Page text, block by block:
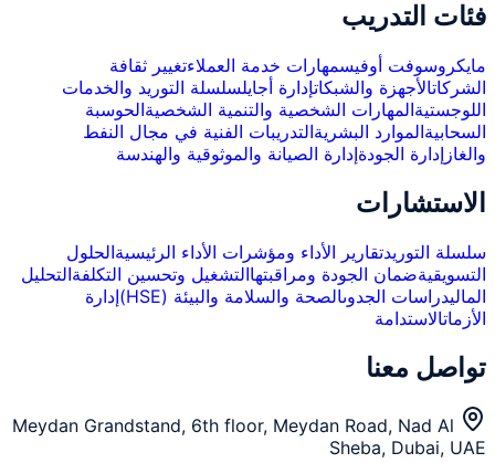
فئات التدريب
مايكروسوفت أوفيسمهارات خدمة العملاءتغيير ثقافة
الشركاتالأجهزة والشبكاتإدارة أجايلسلسلة التوريد والخدمات
اللوجستيةالمهارات الشخصية والتنمية الشخصيةالحوسبة
السحابيةالموارد البشريةالتدريبات الفنية في مجال النفط
والغاز إدارة الجودةإدارة الصيانة والموثوقية والهندسة
الاستشارات
سلسلة التوريدتقارير الأداء ومؤشرات الأداء الرئيسيةالحلول
التسويقيةضمان الجودة ومراقبتهاالتشغيل وتحسين التكلفةالتحليل
الماليدراسات الجدوىالصحة والسلامة والبيئة (HSE)
إدارة
الأزماتالاستدامة
تواصل معنا
Meydan Grandstand, 6th floor, Meydan Road, Nad Al
Sheba, Dubai, UAE